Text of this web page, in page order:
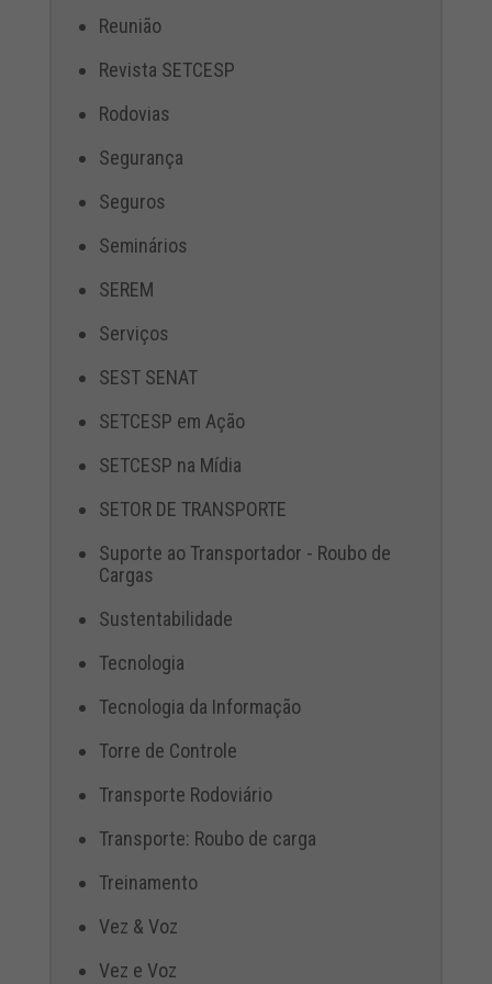
Reunião
Revista SETCESP
Rodovias
Segurança
Seguros
Seminários
SEREM
Serviços
SEST SENAT
SETCESP em Ação
SETCESP na Mídia
SETOR DE TRANSPORTE
Suporte ao Transportador - Roubo de
Cargas
Sustentabilidade
Tecnologia
Tecnologia da Informação
Torre de Controle
Transporte Rodoviário
Transporte: Roubo de carga
Treinamento
Vez & Voz
Vez e Voz